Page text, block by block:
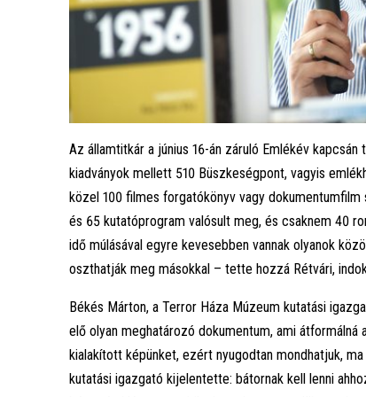
Az államtitkár a június 16-án záruló Emlékév
kiadványok mellett 510 Büszkeségpont, vagyis
közel 100 filmes forgatókönyv vagy
és 65 kutatóprogram valósult meg, és csaknem 40
idő múlásával egyre kevesebben vannak olyanok
oszthatják meg másokkal – tette hozzá Rétvári,
Békés Márton, a Terror Háza Múzeum kutatási
elő olyan meghatározó dokumentum, ami átformálná
kialakított képünket, ezért nyugodtan mondhatjuk,
kutatási igazgató kijelentette: bátornak kell lenni